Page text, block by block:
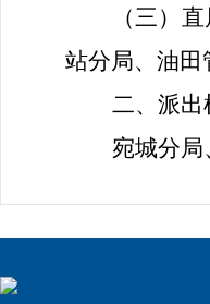
（三）
站分局、油田
二、派出
宛城分